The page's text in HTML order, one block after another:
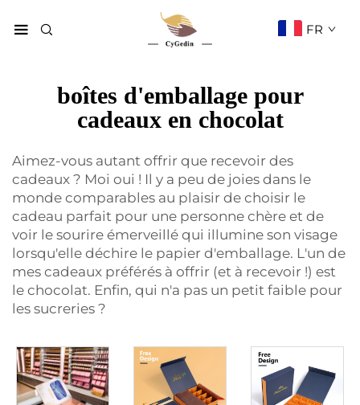
FR
boîtes d'emballage pour
cadeaux en chocolat
Aimez-vous autant offrir que recevoir des
cadeaux ? Moi oui ! Il y a peu de joies dans le
monde comparables au plaisir de choisir le
cadeau parfait pour une personne chère et de
voir le sourire émerveillé qui illumine son visage
lorsqu'elle déchire le papier d'emballage. L'un de
mes cadeaux préférés à offrir (et à recevoir !) est
le chocolat. Enfin, qui n'a pas un petit faible pour
les sucreries ?